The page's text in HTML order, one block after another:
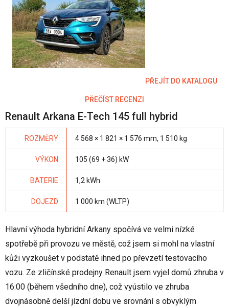
PŘEJÍT DO KATALOGU
PŘEČÍST RECENZI
Renault Arkana E-Tech 145 full hybrid
ROZMĚRY 4 568 × 1 821 × 1 576 mm, 1 510 kg
VÝKON 105 (69 + 36) kW
BATERIE 1,2 kWh
DOJEZD 1 000 km (WLTP)
Hlavní výhoda hybridní Arkany spočívá ve velmi nízké
spotřebě při provozu ve městě, což jsem si mohl na vlastní
kůži vyzkoušet v podstatě ihned po převzetí testovacího
vozu. Ze zličínské prodejny Renault jsem vyjel domů zhruba v
16:00 (během všedního dne), což vyústilo ve zhruba
dvojnásobně delší jízdní dobu ve srovnání s obvyklým